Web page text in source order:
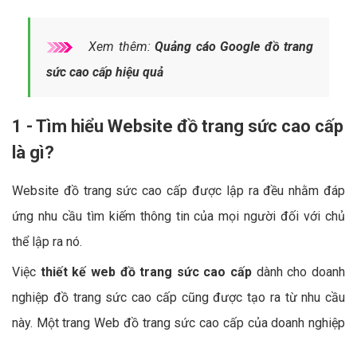
Xem thêm:Quảng cáo Google đồ trang
sức cao cấp hiệu quả
1 - Tìm hiểu Website đồ trang sức cao cấp
là gì?
Website đồ trang sức cao cấp được lập ra đều nhằm đáp
ứng nhu cầu tìm kiếm thông tin của mọi người đối với chủ
thể lập ra nó.
Việc thiết kế web đồ trang sức cao cấp dành cho doanh
nghiệp đồ trang sức cao cấp cũng được tạo ra từ nhu cầu
này. Một trang Web đồ trang sức cao cấp của doanh nghiệp